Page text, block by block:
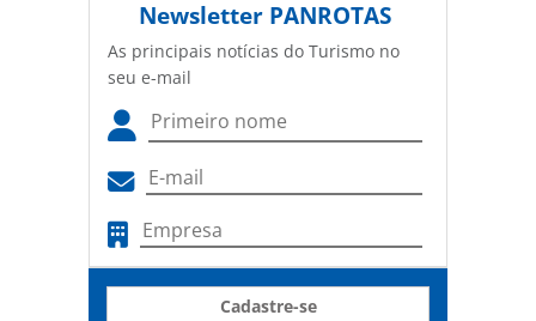
Newsletter PANROTAS
As principais notícias do Turismo no
seu e-mail
Cadastre-se